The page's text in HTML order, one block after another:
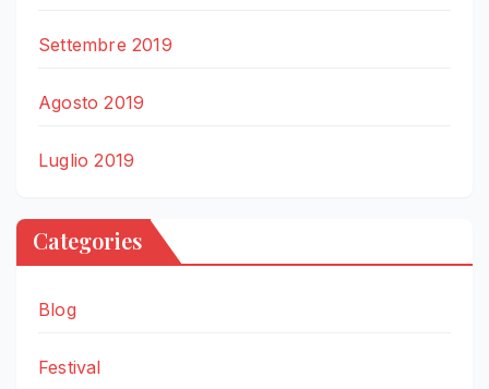
Settembre 2019
Agosto 2019
Luglio 2019
Categories
Blog
Festival